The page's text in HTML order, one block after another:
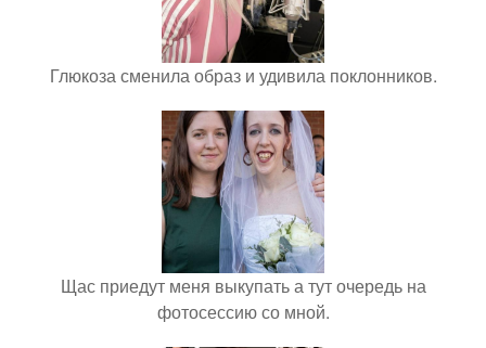
Глюкоза сменила образ и удивила поклонников.
Щас приедут меня выкупать а тут очередь на
фотосессию со мной.